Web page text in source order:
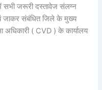
सभी जरूरी दस्तावेज संलग्न
जाकर संबंधित जिले के मुख्य
अधिकारी ( CVD ) के कार्यालय